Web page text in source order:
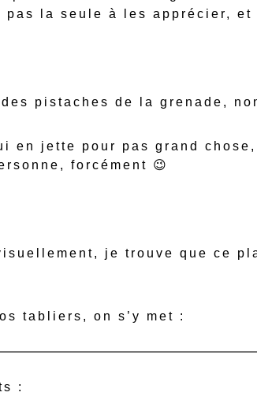
pas la seule à les apprécier, et
pistaches de la grenade,
en jette pour pas grand
forcément 😉
je trouve que ce
tabliers, on s’y met :
: